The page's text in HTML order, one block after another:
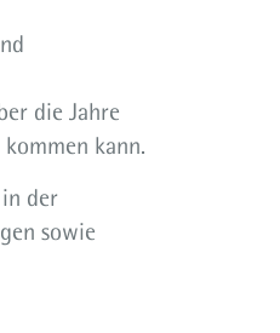
die Jahre
kann.
der
sowie